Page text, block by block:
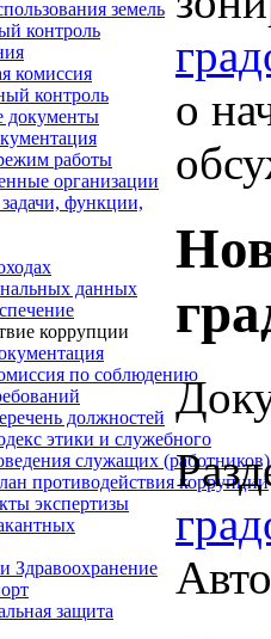
земель
контроль
комиссия
контроль
документы
работы
организации
функции,
данных
коррупции
по соблюдению
должностей
этики и служебного
служащих (работников)
противодействия коррупции
экспертизы
Здравоохранение
защита
о